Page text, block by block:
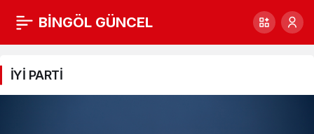
BİNGÖL GÜNCEL
İYİ
PARTİ
Haberleri
İYİ PARTİ